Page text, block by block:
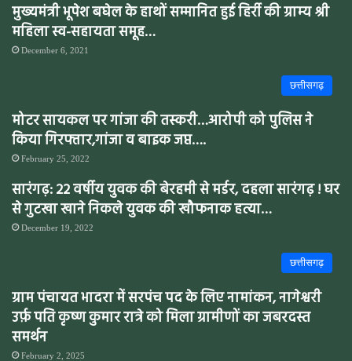
मुख्यमंत्री भूपेश बघेल के हाथों सम्मानित हुई हिर्री की ग्राम्य श्री
महिला स्व-सहायता समूह…
December 6, 2021
छत्तीसगढ़
मोटर सायकल पर गांजा की तस्करी…आरोपी को पुलिस ने
किया गिरफ्तार,गांजा व बाइक जप्त….
February 25, 2022
सारंगढ़: 22 वर्षीय युवक की बेरहमी से मर्डर, दहला सारंगढ़ ! घर
से गुटखा खाने निकले युवक की खौफनाक हत्या…
December 19, 2022
छत्तीसगढ़
ग्राम पंचायत भादरा में सरपंच पद के लिए नामांकन, नागेश्वरी
उर्फ़ पति कृष्ण कुमार रात्रे को मिला ग्रामीणों का जबरदस्त
समर्थन
February 2, 2025